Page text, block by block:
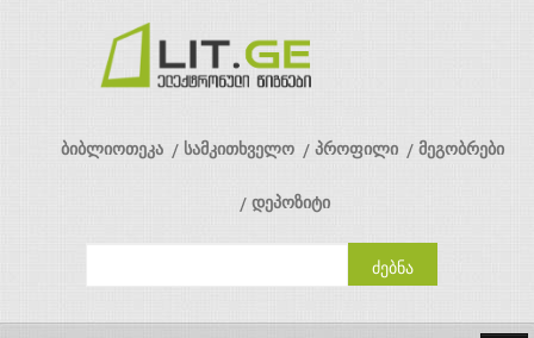
ბიბლიოთეკა სამკითხველო პროფილი მეგობრები
დეპოზიტი